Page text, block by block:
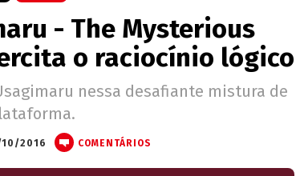
- The Mysterious
o raciocínio lógico
nessa desafiante mistura de
10/2016 COMENTÁRIOS